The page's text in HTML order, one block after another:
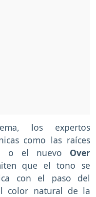
los expertos
como las raíces
o el nuevo Over
que el tono se
con el paso del
color natural de la